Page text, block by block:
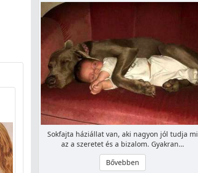
Sokfajta háziállat van, aki nagyon jól tudja mi
az a szeretet és a bizalom. Gyakran…
Bővebben